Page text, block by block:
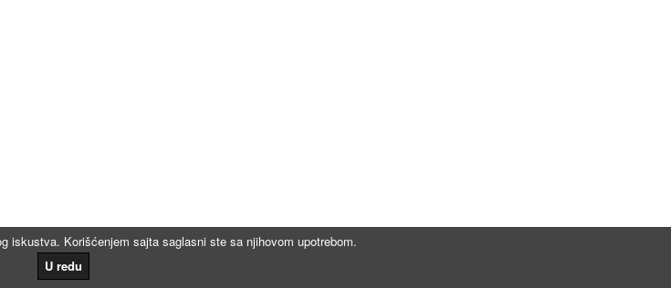
iskustva. Korišćenjem sajta saglasni ste sa njihovom upotrebom.
U redu